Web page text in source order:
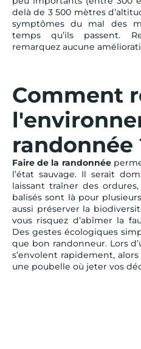
delà de 3 500 mètres
symptômes du mal des
temps qu’ils passent.
remarquez aucune
Comment
randonnée
Faire de la randonnée
l’état sauvage. Il serait
laissant traîner des
balisés sont là pour
aussi préserver la
vous risquez d’abîmer la
Des gestes écologiques
que bon randonneur. Lors
s’envolent rapidement,
une poubelle où jeter vos